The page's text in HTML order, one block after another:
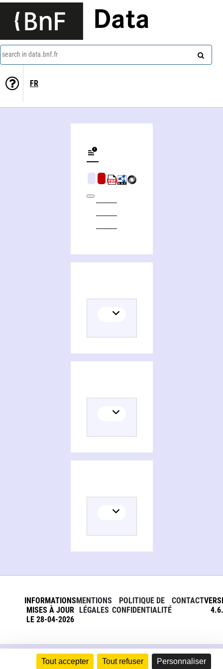
Tout accepter Tout refuser Personnaliser
Data
search in data.bnf.fr
FR
INFORMATIONS
MISES À JOUR
LE 28-04-2026
MENTIONS
LÉGALES
POLITIQUE DE
CONFIDENTIALITÉ
CONTACT